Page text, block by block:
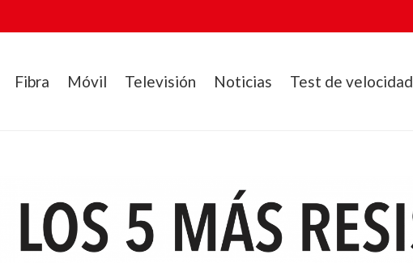
Fibra Móvil Televisión Noticias Test de velocidad